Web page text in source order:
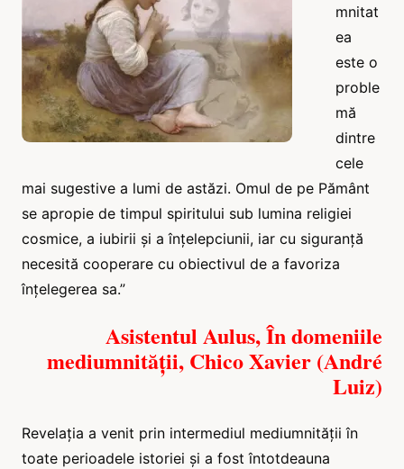
mnitat
ea
este o
proble
mă
dintre
cele
mai sugestive a lumi de astăzi. Omul de pe Pământ
se apropie de timpul spiritului sub lumina religiei
cosmice, a iubirii și a înțelepciunii, iar cu siguranță
necesită cooperare cu obiectivul de a favoriza
înțelegerea sa.”
Asistentul Aulus, În domeniile
mediumnității, Chico Xavier (André
Luiz)
Revelația a venit prin intermediul mediumnității în
toate perioadele istoriei și a fost întotdeauna